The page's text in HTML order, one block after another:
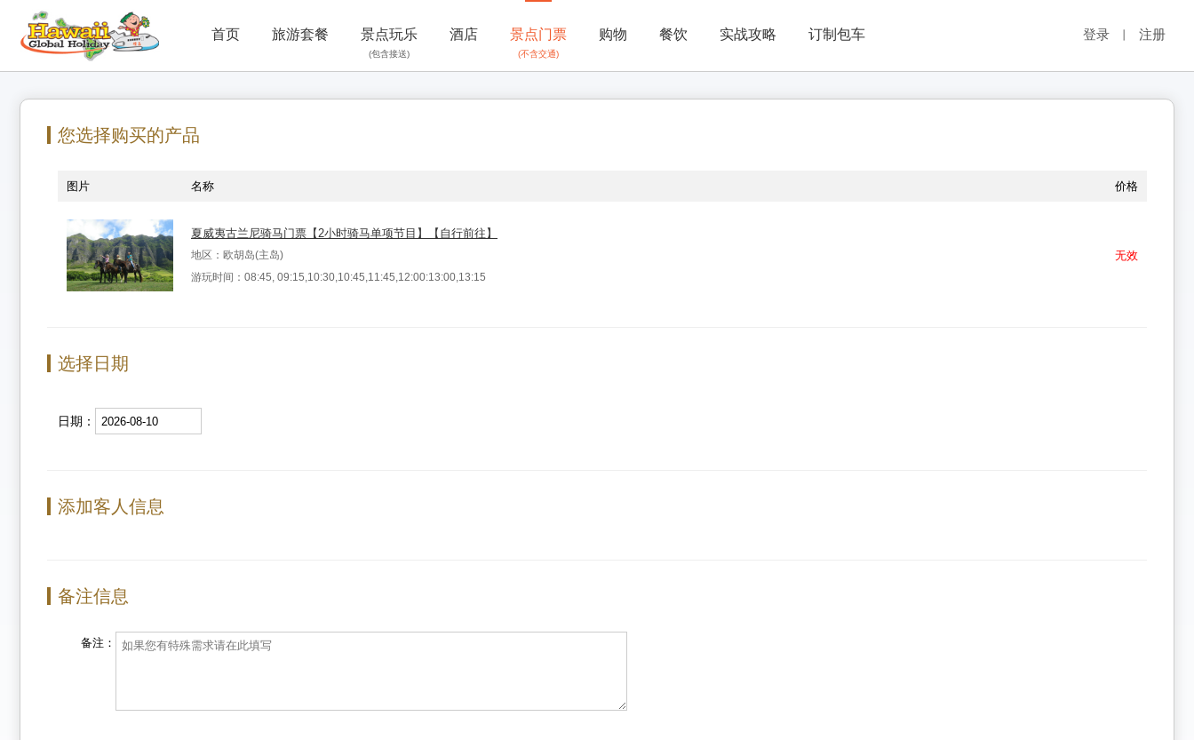
首页 旅游套餐 景点玩乐
(包含接送)
酒店 景点门票
(不含交通)
购物 餐饮 实战攻略 订制包车 登录 注册
您选择购买的产品
图片 名称 价格
夏威夷古兰尼骑马门票【2小时骑马单项节目】【自行前往】
地区：欧胡岛(主岛)
游玩时间：08:45, 09:15,10:30,10:45,11:45,12:00:13:00,13:15
无效
选择日期
日期：
添加客人信息
备注信息
备注：